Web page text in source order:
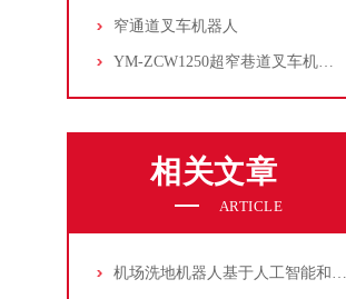
窄通道叉车机器人
YM-ZCW1250超窄巷道叉车机器人
相关文章
ARTICLE
机场洗地机器人基于人工智能和自动控制技术